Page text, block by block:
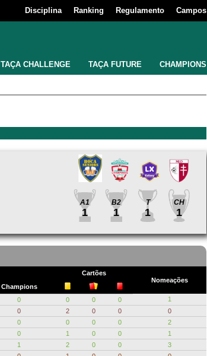
Disciplina Ranking Regulamento Campos
TAÇA CHALLENGE TAÇA FUTURE CHAMPIONS
A1
1
B2
1
T
1
CH
1
Cartões
Nomeações
Champions
0 0 0 0
1
0 2 0 0
0
0 0 0 0
2
0 1 0 0
1
1 2 0 0
3